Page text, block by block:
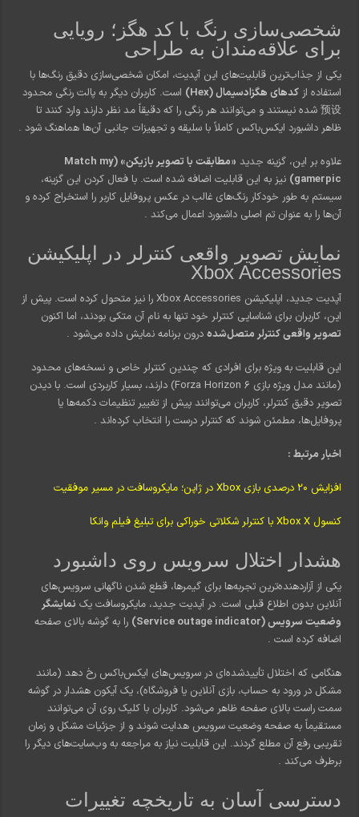
شخصی‌سازی رنگ با کد هگز؛ رویایی
برای علاقه‌مندان به طراحی
یکی از جذاب‌ترین قابلیت‌های این آپدیت، امکان شخصی‌سازی دقیق رنگ‌ها با
استفاده ازکدهای هگزادسیمال (Hex)
است. کاربران دیگر به پالت رنگی محدود
预设 شده نیستند و می‌توانند هر رنگی را که دقیقاً مد نظر دارند وارد کنند تا
ظاهر داشبورد ایکس‌باکس کاملاً با سلیقه و تجهیزات جانبی آن‌ها هماهنگ شود .
علاوه بر این، گزینه جدید
«مطابقت با تصویر بازیکن» (Match my
gamerpic) نیز به این قابلیت اضافه شده است. با فعال کردن این گزینه،
سیستم به طور خودکار رنگ‌های غالب در عکس پروفایل کاربر را استخراج کرده و
آن‌ها را به عنوان تم اصلی داشبورد اعمال می‌کند .
نمایش تصویر واقعی کنترلر در اپلیکیشن
Xbox Accessories
آپدیت جدید، اپلیکیشن Xbox Accessories را نیز متحول کرده است. پیش از
این، کاربران برای شناسایی کنترلر خود تنها به نام آن متکی بودند، اما اکنون
تصویر واقعی کنترلر متصل‌شده درون برنامه نمایش داده می‌شود .
این قابلیت به ویژه برای افرادی که چندین کنترلر خاص و نسخه‌های محدود
(مانند مدل ویژه بازی Forza Horizon 6) دارند، بسیار کاربردی است. با دیدن
تصویر دقیق کنترلر، کاربران می‌توانند پیش از تغییر تنظیمات دکمه‌ها یا
پروفایل‌ها، مطمئن شوند که کنترلر درست را انتخاب کرده‌اند .
اخبار مرتبط :
افزایش ۲۰ درصدی بازی Xbox در ژاپن؛ مایکروسافت در مسیر موفقیت
کنسول Xbox X با کنترلر شکلاتی خوراکی برای تبلیغ فیلم وانکا
هشدار اختلال سرویس روی داشبورد
یکی از آزاردهنده‌ترین تجربه‌ها برای گیمرها، قطع شدن ناگهانی سرویس‌های
آنلاین بدون اطلاع قبلی است. در آپدیت جدید، مایکروسافت یک نمایشگر
وضعیت سرویس (Service outage indicator)
را به گوشه بالای صفحه
اضافه کرده است .
هنگامی که اختلال تأییدشده‌ای در سرویس‌های ایکس‌باکس رخ دهد (مانند
مشکل در ورود به حساب، بازی آنلاین یا فروشگاه)، یک آیکون هشدار در گوشه
سمت راست بالای صفحه ظاهر می‌شود. کاربران با کلیک روی آن می‌توانند
مستقیماً به صفحه وضعیت سرویس هدایت شوند و از جزئیات مشکل و زمان
تقریبی رفع آن مطلع گردند. این قابلیت نیاز به مراجعه به وب‌سایت‌های دیگر را
برطرف می‌کند .
دسترسی آسان به تاریخچه تغییرات